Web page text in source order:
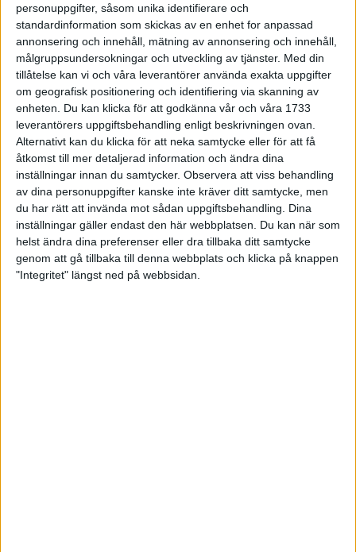
personuppgifter, såsom unika identifierare och
standardinformation som skickas av en enhet for anpassad
annonsering och innehåll, mätning av annonsering och innehåll,
målgruppsundersokningar och utveckling av tjänster. Med din
tillåtelse kan vi och våra leverantörer använda exakta uppgifter
om geografisk positionering och identifiering via skanning av
enheten. Du kan klicka för att godkänna vår och våra 1733
leverantörers uppgiftsbehandling enligt beskrivningen ovan.
Alternativt kan du klicka för att neka samtycke eller för att få
åtkomst till mer detaljerad information och ändra dina
inställningar innan du samtycker. Observera att viss behandling
av dina personuppgifter kanske inte kräver ditt samtycke, men
du har rätt att invända mot sådan uppgiftsbehandling. Dina
inställningar gäller endast den här webbplatsen. Du kan när som
helst ändra dina preferenser eller dra tillbaka ditt samtycke
genom att gå tillbaka till denna webbplats och klicka på knappen
"Integritet" längst ned på webbsidan.